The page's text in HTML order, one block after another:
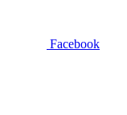
Facebook